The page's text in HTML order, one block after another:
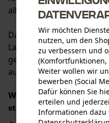
alle Bäume sinnvoll alt zu
Dank neuer Licht- und
Laubholzeinschlag
gezielt gefördert werden
ausgewogen wachsen.
Warum die Holzernte in
stattfindet
Wir möchten
nutzen, um den
zu verbessern und
Weiter wollen wir
bewerben (Social
Dafür können Sie
erteilen und
Informationen dazu